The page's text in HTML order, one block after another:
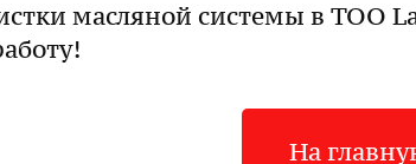
масляной системы в ТОО
На